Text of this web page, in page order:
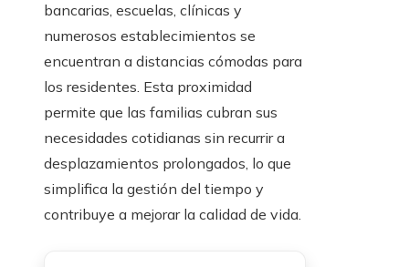
bancarias, escuelas, clínicas y
numerosos establecimientos se
encuentran a distancias cómodas para
los residentes. Esta proximidad
permite que las familias cubran sus
necesidades cotidianas sin recurrir a
desplazamientos prolongados, lo que
simplifica la gestión del tiempo y
contribuye a mejorar la calidad de vida.